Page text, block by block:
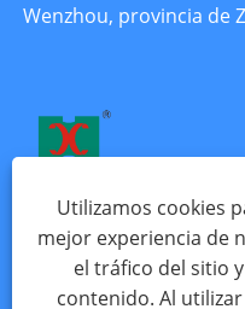
Wenzhou, provincia de
Utilizamos cookies
mejor experiencia de
el tráfico del sitio
contenido. Al